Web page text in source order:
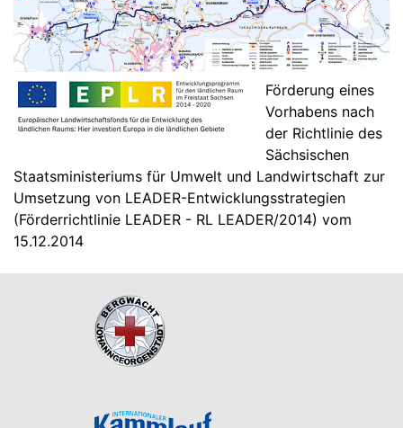
Förderung eines
Vorhabens nach
der Richtlinie des
Sächsischen
Staatsministeriums für Umwelt und Landwirtschaft zur
Umsetzung von LEADER-Entwicklungsstrategien
(Förderrichtlinie LEADER - RL LEADER/2014) vom
15.12.2014